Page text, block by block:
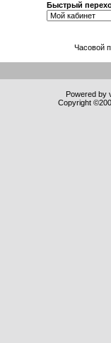
Быстрый
Часовой
Powered by
Copyright